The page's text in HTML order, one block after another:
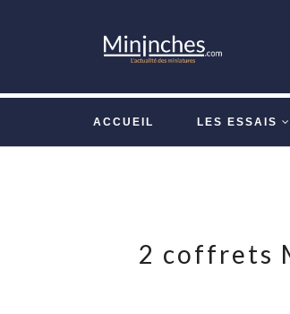
ACCUEIL LES ESSAIS
2 coffrets